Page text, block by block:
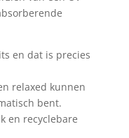
en dat is precies
relaxed kunnen
bent.
en recyclebare